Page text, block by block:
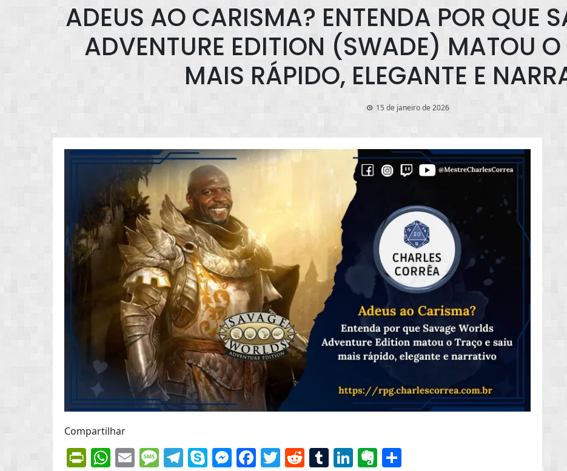
ADEUS AO CARISMA? ENTENDA POR QUE
ADVENTURE EDITION (SWADE) MATOU O
MAIS RÁPIDO, ELEGANTE E
15 de janeiro de 2026
Compartilhar
PrintFriendly
WhatsApp
EmailMessage
Telegram
SkypeMessenger
Facebook
Twitter
Reddit
Tumblr
LinkedIn
Evernote